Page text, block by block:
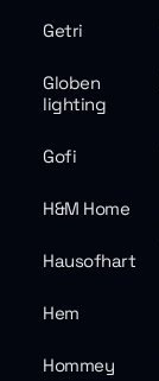
Getri
Globen
lighting
Gofi
H&M Home
Hausofhart
Hem
Hommey